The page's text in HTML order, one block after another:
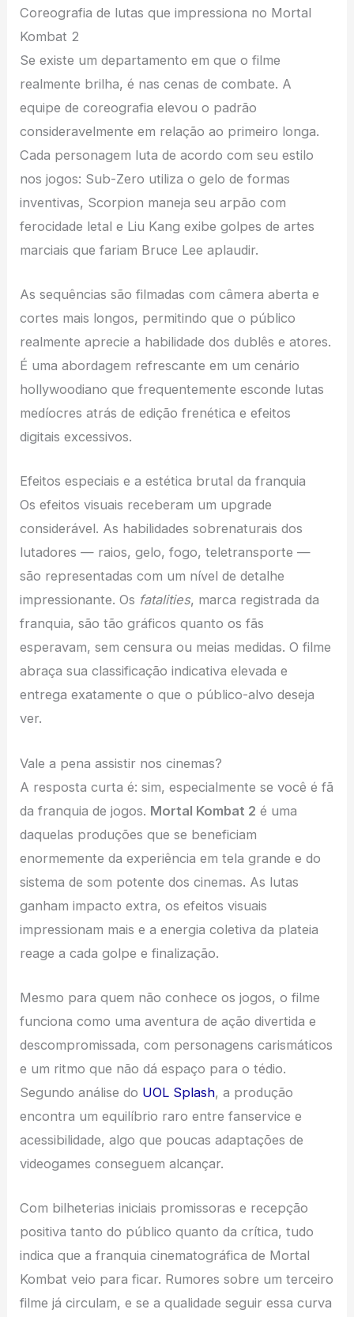
Coreografia de lutas que impressiona no Mortal
Kombat 2
Se existe um departamento em que o filme
realmente brilha, é nas cenas de combate. A
equipe de coreografia elevou o padrão
consideravelmente em relação ao primeiro longa.
Cada personagem luta de acordo com seu estilo
nos jogos: Sub-Zero utiliza o gelo de formas
inventivas, Scorpion maneja seu arpão com
ferocidade letal e Liu Kang exibe golpes de artes
marciais que fariam Bruce Lee aplaudir.
As sequências são filmadas com câmera aberta e
cortes mais longos, permitindo que o público
realmente aprecie a habilidade dos dublês e atores.
É uma abordagem refrescante em um cenário
hollywoodiano que frequentemente esconde lutas
medíocres atrás de edição frenética e efeitos
digitais excessivos.
Efeitos especiais e a estética brutal da franquia
Os efeitos visuais receberam um upgrade
considerável. As habilidades sobrenaturais dos
lutadores — raios, gelo, fogo, teletransporte —
são representadas com um nível de detalhe
impressionante. Os fatalities, marca registrada da
franquia, são tão gráficos quanto os fãs
esperavam, sem censura ou meias medidas. O filme
abraça sua classificação indicativa elevada e
entrega exatamente o que o público-alvo deseja
ver.
Vale a pena assistir nos cinemas?
A resposta curta é: sim, especialmente se você é fã
da franquia de jogos. Mortal Kombat 2 é uma
daquelas produções que se beneficiam
enormemente da experiência em tela grande e do
sistema de som potente dos cinemas. As lutas
ganham impacto extra, os efeitos visuais
impressionam mais e a energia coletiva da plateia
reage a cada golpe e finalização.
Mesmo para quem não conhece os jogos, o filme
funciona como uma aventura de ação divertida e
descompromissada, com personagens carismáticos
e um ritmo que não dá espaço para o tédio.
Segundo análise do UOL Splash, a produção
encontra um equilíbrio raro entre fanservice e
acessibilidade, algo que poucas adaptações de
videogames conseguem alcançar.
Com bilheterias iniciais promissoras e recepção
positiva tanto do público quanto da crítica, tudo
indica que a franquia cinematográfica de Mortal
Kombat veio para ficar. Rumores sobre um terceiro
filme já circulam, e se a qualidade seguir essa curva